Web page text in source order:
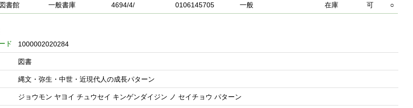
書館 一般書庫 4694/4/ 0106145705 一般 在庫 可 ○
ド 1000002020284
図書
縄文・弥生・中世・近現代人の成長パターン
ジョウモン ヤヨイ チュウセイ キンゲンダイジン ノ セイチョウ パターン